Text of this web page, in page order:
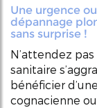
Une urgence
dépannage
sans surprise !
N’attendez
sanitaire
bénéficier
cognacienne